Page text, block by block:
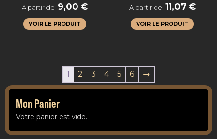
A partir de 9,00 €
VOIR LE PRODUIT
A partir de 11,07 €
VOIR LE PRODUIT
1 2 3 4 5 6 →
Mon Panier
Votre panier est vide.